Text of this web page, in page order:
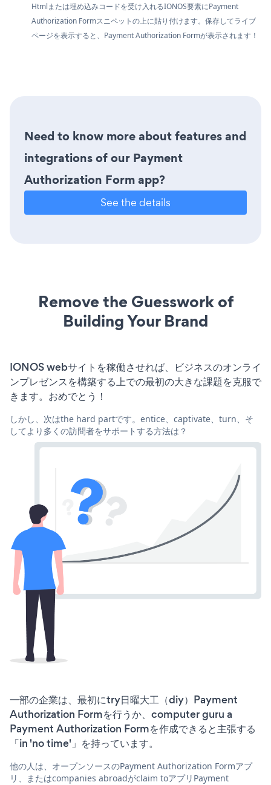
Htmlまたは埋め込みコードを受け入れるIONOS要素にPayment
Authorization Formスニペットの上に貼り付けます。保存してライブ
ページを表示すると、Payment Authorization Formが表示されます！
Need to know more about features and
integrations of our Payment
Authorization Form app?
See the details
Remove the Guesswork of
Building Your Brand
IONOS webサイトを稼働させれば、ビジネスのオンライ
ンプレゼンスを構築する上での最初の大きな課題を克服で
きます。おめでとう！
しかし、次はthe hard partです。entice、captivate、turn、そ
してより多くの訪問者をサポートする方法は？
一部の企業は、最初にtry日曜大工（diy）Payment
Authorization Formを行うか、computer guru a
Payment Authorization Formを作成できると主張する
「in 'no time'」を持っています。
他の人は、オープンソースのPayment Authorization Formアプ
リ、またはcompanies abroadがclaim toアプリPayment